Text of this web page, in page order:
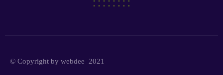
© Copyright by webdee 2021